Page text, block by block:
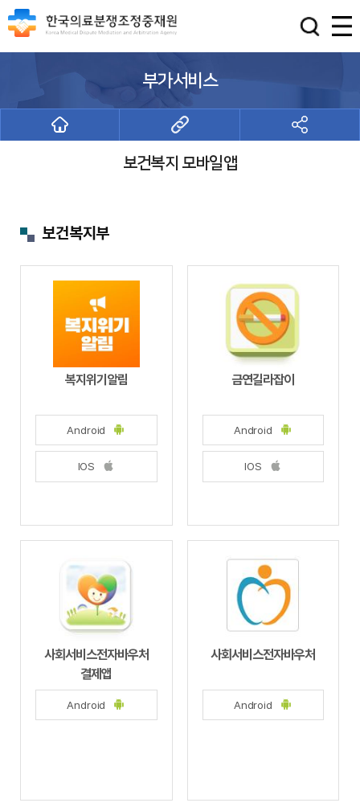
부가서비스
보건복지 모바일앱